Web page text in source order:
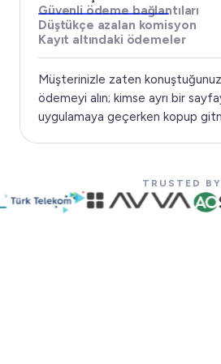
Güvenli ödeme bağlantıları
Düştükçe azalan komisyon
Kayıt altındaki ödemeler
Müşterinizle zaten
ödemeyi alın; kimse ayrı bir
uygulamaya geçerken kopup
TRUSTED BY